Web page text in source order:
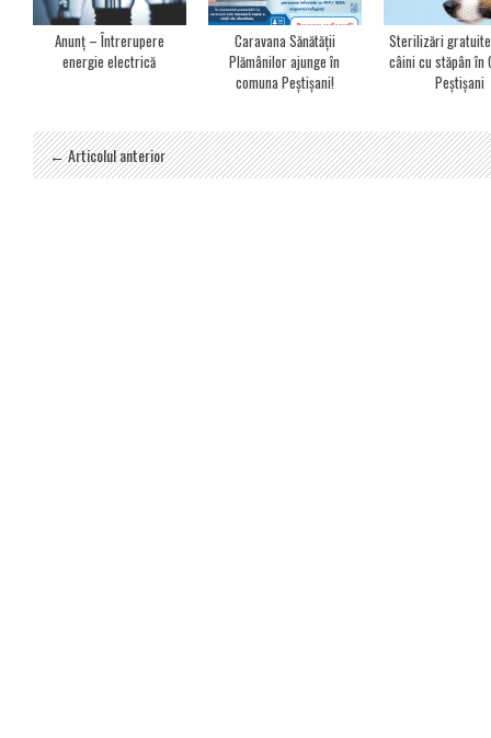
Anunț – Întrerupere
energie electrică
Caravana Sănătății
Plămânilor ajunge în
comuna Peștișani!
Sterilizări
câini cu stăpân în
Peștișani
← Articolul anterior